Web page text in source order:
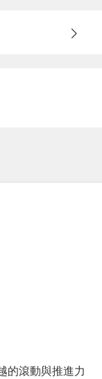
的滾動與推進力